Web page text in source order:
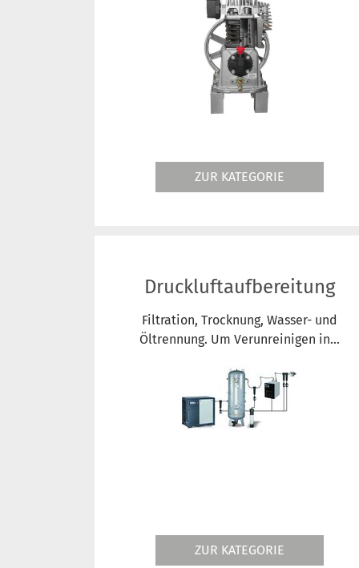
ZUR KATEGORIE
Druckluftaufbereitung
Filtration, Trocknung, Wasser- und
Öltrennung. Um Verunreinigen in...
ZUR KATEGORIE